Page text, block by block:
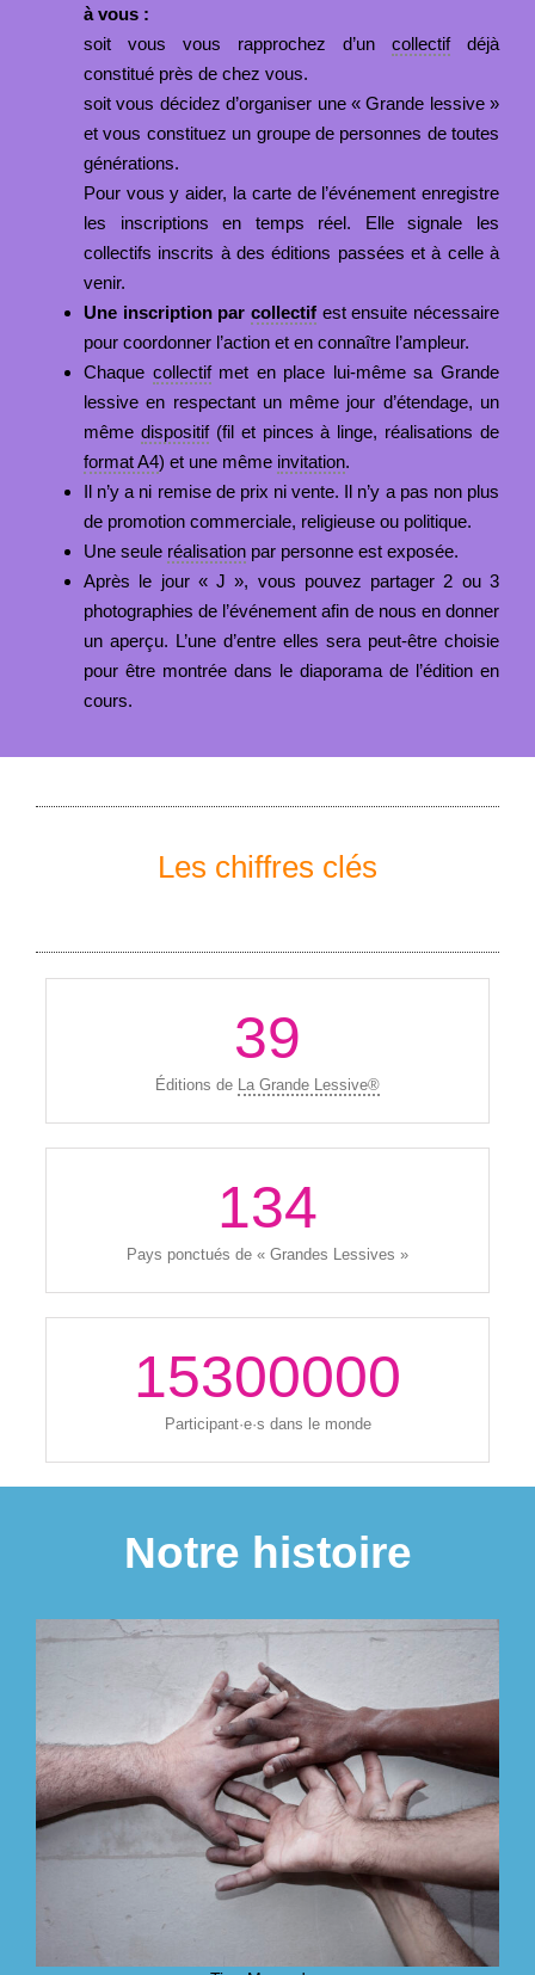
à vous :
soit vous vous rapprochez d’uncollectifdéjà
constitué près de chez vous.
soit vous décidez d’organiser une « Grande lessive »
et vous constituez un groupe de personnes de toutes
générations.
Pour vous y aider, la carte de l’événement enregistre
les inscriptions en temps réel. Elle signale les
collectifs inscrits à des éditions passées et à celle à
venir.
Une inscription par collectif est ensuite nécessaire
pour coordonner l’action et en connaître l’ampleur.
Chaque collectifmet en place lui-même sa Grande
lessive en respectant un même jour d’étendage, un
même dispositif(fil et pinces à linge, réalisations de
format A4) et une même invitation.
Il n’y a ni remise de prix ni vente. Il n’y a pas non plus
de promotion commerciale, religieuse ou politique.
Une seule réalisationpar personne est exposée.
Après le jour « J », vous pouvez partager 2 ou 3
photographies de l’événement afin de nous en donner
un aperçu. L’une d’entre elles sera peut-être choisie
pour être montrée dans le diaporama de l’édition en
cours.
Les chiffres clés
39
Éditions de La Grande Lessive®
134
Pays ponctués de « Grandes Lessives »
15300000
Participant·e·s dans le monde
Notre histoire